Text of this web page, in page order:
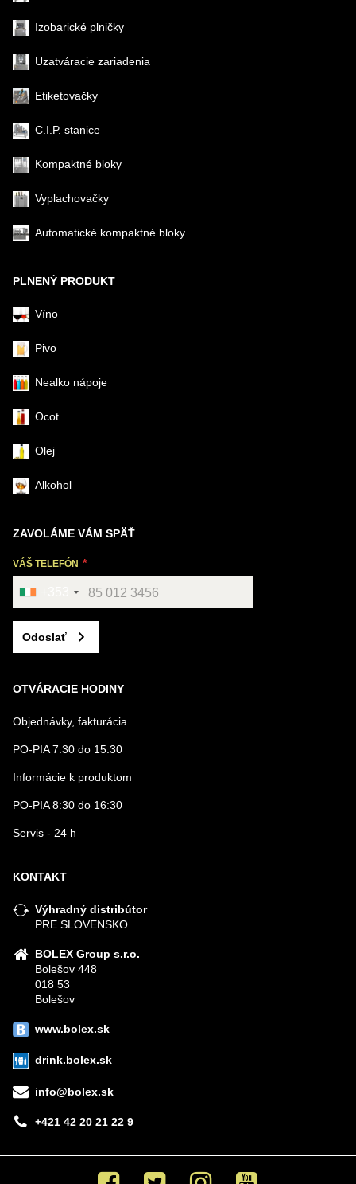
Izobarické plničky
Uzatváracie zariadenia
Etiketovačky
C.I.P. stanice
Kompaktné bloky
Vyplachovačky
Automatické kompaktné bloky
PLNENÝ PRODUKT
Víno
Pivo
Nealko nápoje
Ocot
Olej
Alkohol
ZAVOLÁME VÁM SPÄŤ
VÁŠ TELEFÓN
Odoslať
OTVÁRACIE HODINY
Objednávky, fakturácia
PO-PIA 7:30 do 15:30
Informácie k produktom
PO-PIA 8:30 do 16:30
Servis - 24 h
KONTAKT
Výhradný distribútor
PRE SLOVENSKO
BOLEX Group s.r.o.
Bolešov 448
018 53
Bolešov
www.bolex.sk
drink.bolex.sk
info@bolex.sk
+421 42 20 21 22 9